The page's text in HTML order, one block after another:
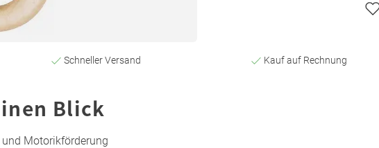
Schneller Versand Kauf auf Rechnung
Blick
Motorikförderung